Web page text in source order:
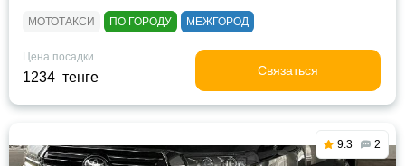
МОТОТАКСИ ПО ГОРОДУ МЕЖГОРОД
Цена посадки
1234 тенге Связаться
9.3 2